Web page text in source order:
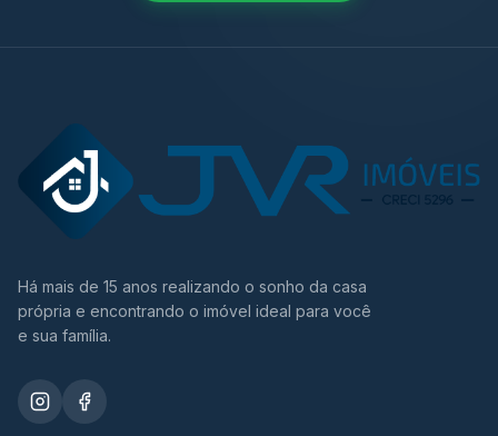
Há mais de 15 anos realizando o sonho da casa
própria e encontrando o imóvel ideal para você
e sua família.